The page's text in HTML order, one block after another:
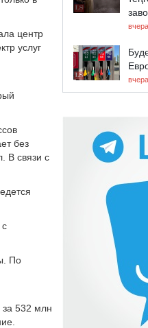
центр
услуг
без
В связи с
По
за 532 млн
вчера
вчера